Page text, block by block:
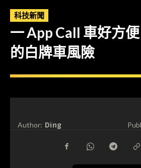
科技新聞
一 App Call 車好方
的白牌車風險
Author: Ding